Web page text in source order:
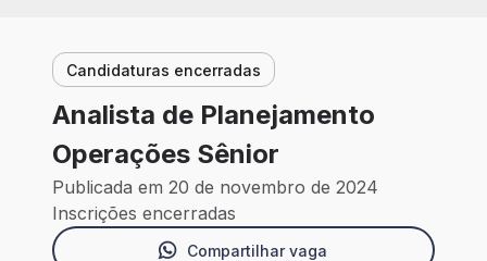
Candidaturas encerradas
Analista de Planejamento
Operações Sênior
Publicada em 20 de novembro de 2024
Inscrições encerradas
Compartilhar vaga